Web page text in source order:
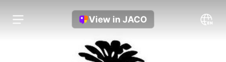
View in JACO